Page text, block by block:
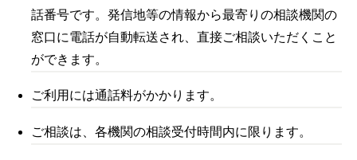
話番号です。発信地等の情報から最寄りの相談機関の
窓口に電話が自動転送され、直接ご相談いただくこと
ができます。
ご利用には通話料がかかります。
ご相談は、各機関の相談受付時間内に限ります。